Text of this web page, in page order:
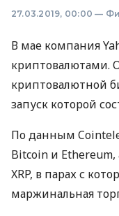
27.03.2019, 00:00 —
В мае компания
криптовалютами.
криптовалютной
запуск которой
По данным
Bitcoin и Ethereum,
XRP, в парах с
маржинальная